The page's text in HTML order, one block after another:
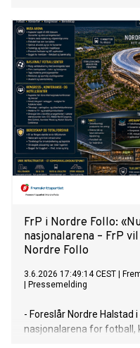
FrP i Nordre Follo:
nasjonalarena – FrP
Nordre Follo
3.6.2026 17:49:14 CEST
Pressemelding
- Foreslår Nordre
nasjonalarena for fotball,